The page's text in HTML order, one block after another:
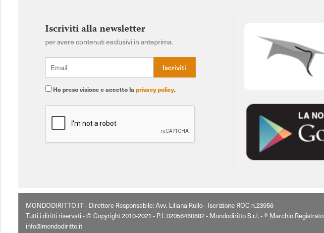
Iscriviti alla newsletter
per avere contenuti esclusivi in anteprima.
Ho preso visione e accetto la privacy policy.
MONDODIRITTO.IT - Direttore Responsabile: Avv. Liliana Rullo - Iscrizione ROC n.23956
Tutti i diritti riservati - © Copyright 2010-2021 - P.I. 02056460682 - Mondodiritto S.r.l. - ® Marchio Registrato
info@mondodiritto.it